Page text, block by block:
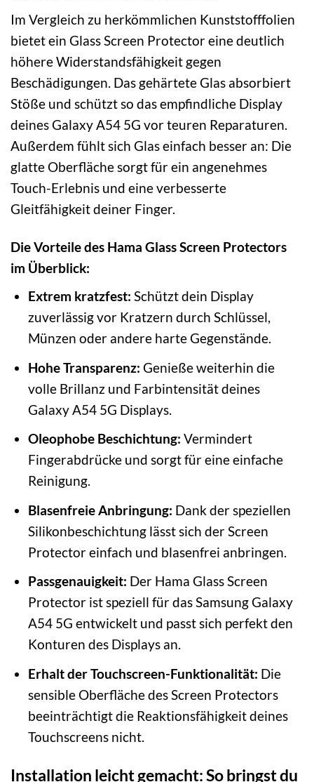
Im Vergleich zu herkömmlichen Kunststofffolien
bietet ein Glass Screen Protector eine deutlich
höhere Widerstandsfähigkeit gegen
Beschädigungen. Das gehärtete Glas absorbiert
Stöße und schützt so das empfindliche Display
deines Galaxy A54 5G vor teuren Reparaturen.
Außerdem fühlt sich Glas einfach besser an: Die
glatte Oberfläche sorgt für ein angenehmes
Touch-Erlebnis und eine verbesserte
Gleitfähigkeit deiner Finger.
Die Vorteile des Hama Glass Screen Protectors
im Überblick:
Extrem kratzfest: Schützt dein Display
zuverlässig vor Kratzern durch Schlüssel,
Münzen oder andere harte Gegenstände.
Hohe Transparenz: Genieße weiterhin die
volle Brillanz und Farbintensität deines
Galaxy A54 5G Displays.
Oleophobe Beschichtung: Vermindert
Fingerabdrücke und sorgt für eine einfache
Reinigung.
Blasenfreie Anbringung: Dank der speziellen
Silikonbeschichtung lässt sich der Screen
Protector einfach und blasenfrei anbringen.
Passgenauigkeit: Der Hama Glass Screen
Protector ist speziell für das Samsung Galaxy
A54 5G entwickelt und passt sich perfekt den
Konturen des Displays an.
Erhalt der Touchscreen-Funktionalität: Die
sensible Oberfläche des Screen Protectors
beeinträchtigt die Reaktionsfähigkeit deines
Touchscreens nicht.
Installation leicht gemacht: So bringst du